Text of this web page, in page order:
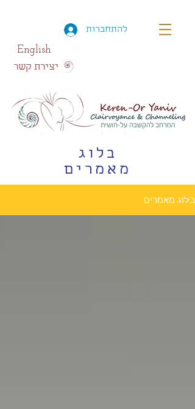
להתחברות
English
יצירת קשר
בלוג
מאמרים
בלוג מאמרים